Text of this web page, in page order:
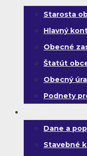
Starosta
Hlavný
Obecné
Štatút
Obecný
Podnety
Dane a
Stavebné